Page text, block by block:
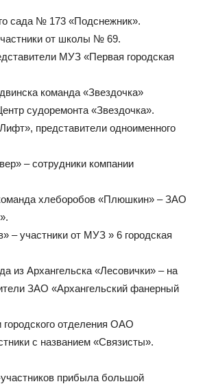
сада № 173 «Подснежник».
от школы № 69.
МУЗ «Первая городская
команда «Звездочка»
судоремонта «Звездочка».
представители одноименного
– сотрудники компании
хлеборобов «Плюшкин» – ЗАО
– участники от МУЗ » 6 городская
из Архангельска «Лесовички» – на
ЗАО «Архангельский фанерный
городского отделения ОАО
с названием «Связисты».
прибыла большой